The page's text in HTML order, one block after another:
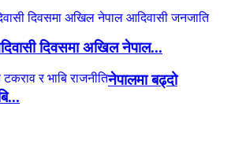
दिवसमा अखिल नेपाल...
नेपालमा बढ्दो